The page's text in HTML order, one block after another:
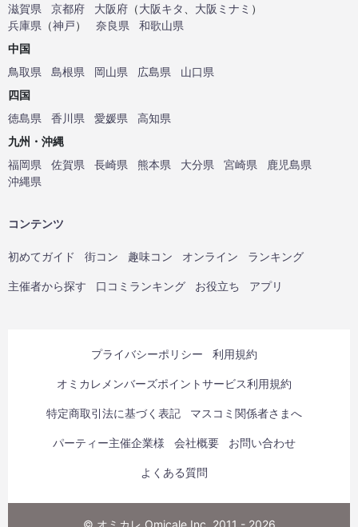
滋賀県
京都府 大阪府 （大阪キタ 大阪ミナミ ）
兵庫県 （神戸） 奈良県
和歌山県
中国
鳥取県
島根県 岡山県 広島県
山口県
四国
徳島県
香川県 愛媛県
高知県
九州・沖縄
福岡県
佐賀県 長崎県 熊本県 大分県 宮崎県
鹿児島県
沖縄県
コンテンツ
初めてガイド 街コン 趣味コン オンライン ランキング
主催者から探す 口コミランキング お役立ち アプリ
プライバシーポリシー 利用規約
オミカレメンバーズポイントサービス利用規約
特定商取引法に基づく表記 マスコミ関係者さまへ
パーティー主催企業様 会社概要 お問い合わせ
よくある質問
© オミカレ Omicale Inc. 2011 - 2026